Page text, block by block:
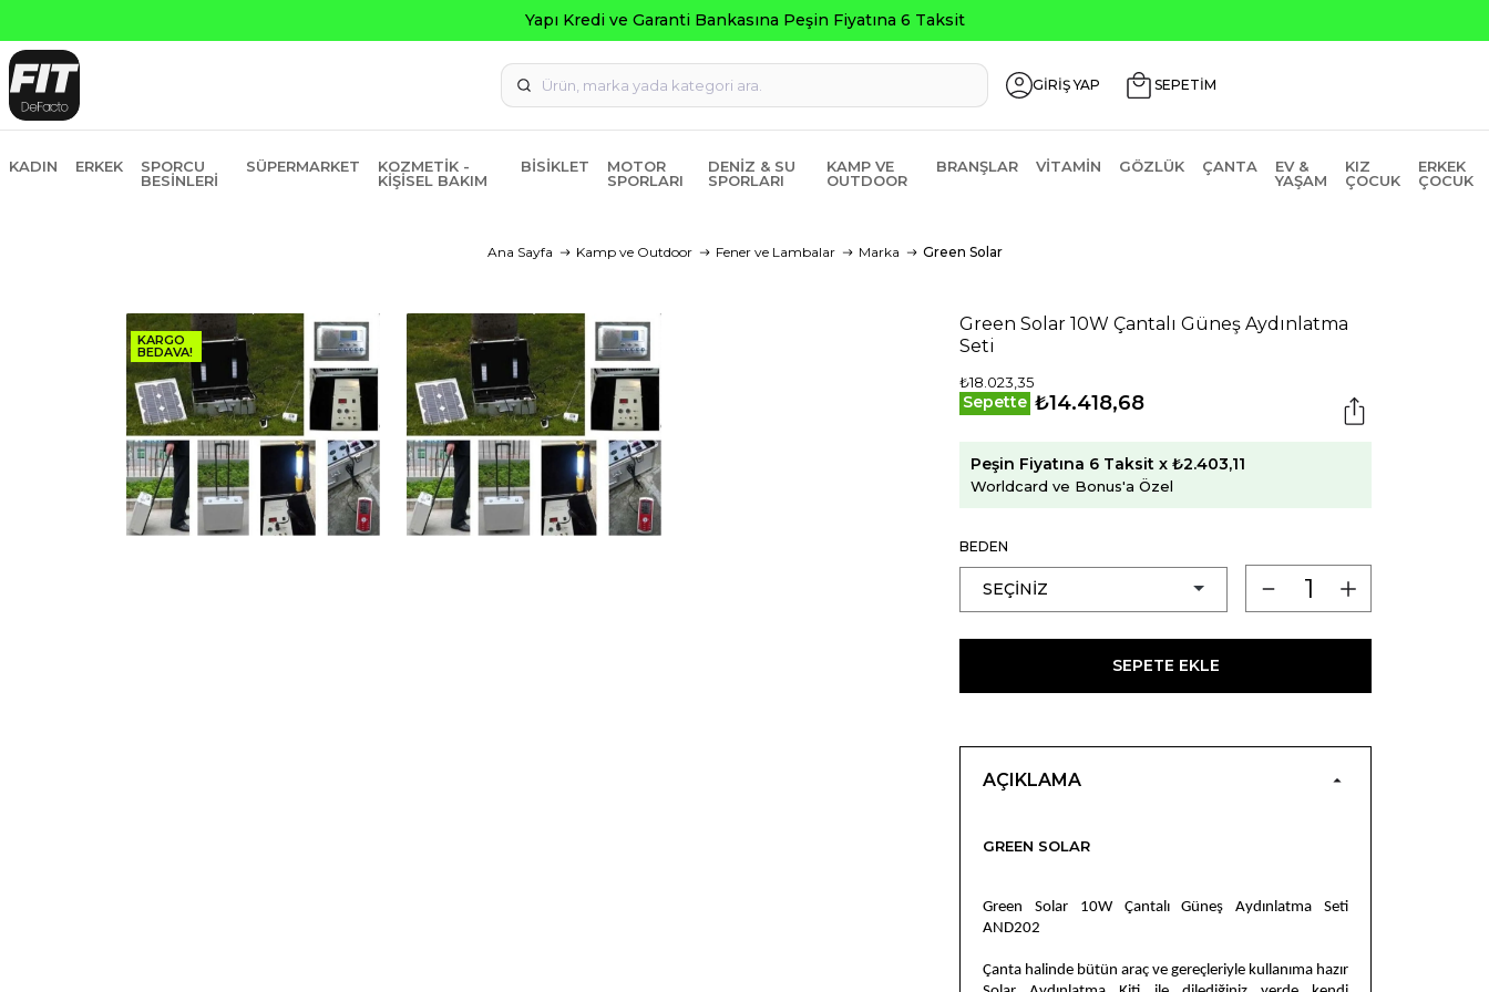
GİRİŞ YAP SEPETİM
KADIN ERKEK
SPORCU
BESINLERI
SÜPERMARKET
KOZMETIK -
KIŞISEL BAKIM
BISIKLET
MOTOR
SPORLARI
DENIZ & SU
SPORLARI
KAMP VE
OUTDOOR
BRANŞLAR VITAMIN GÖZLÜK ÇANTA
EV &
YAŞAM
KIZ
ÇOCUK
ERKEK
ÇOCUK
Ana Sayfa Kamp ve Outdoor Fener ve Lambalar Marka Green Solar
KARGO
BEDAVA!
Green Solar 10W Çantalı Güneş Aydınlatma
Seti
₺18.023,35
Sepette ₺14.418,68
Peşin Fiyatına 6 Taksit x ₺2.403,11
Worldcard ve Bonus'a Özel
BEDEN
SEPETE EKLE
AÇIKLAMA
GREEN SOLAR
Green Solar 10W Çantalı Güneş Aydınlatma Seti
AND202
Çanta halinde bütün araç ve gereçleriyle kullanıma hazır